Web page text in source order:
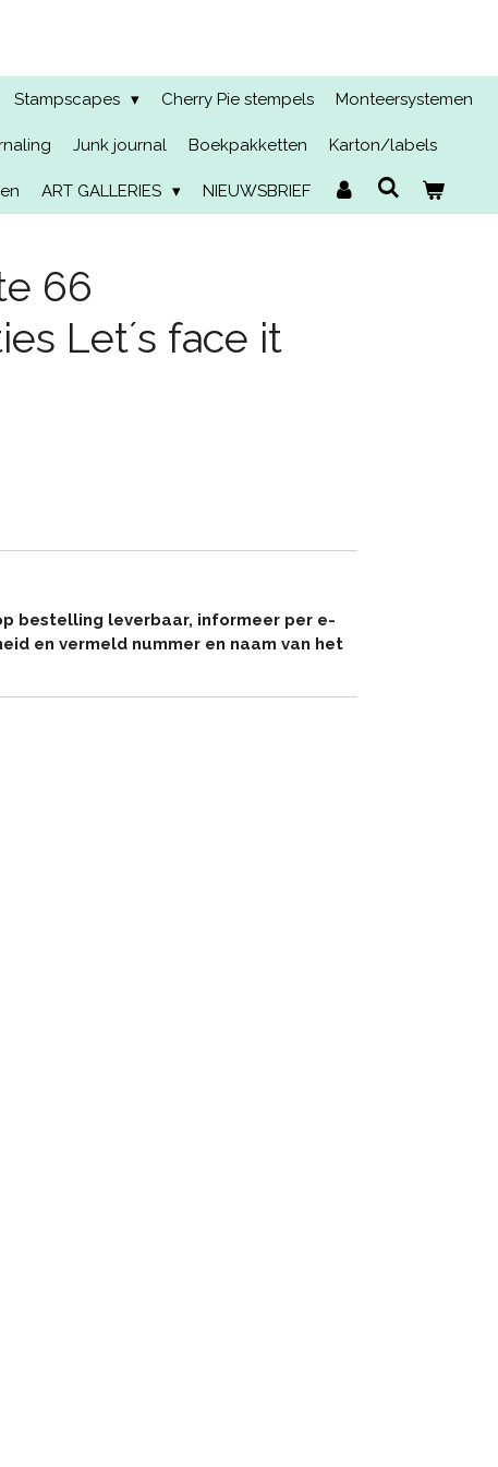
Stampscapes Cherry Pie stempels Monteersystemen
Junk journal Boekpakketten Karton/labels
ART GALLERIES NIEUWSBRIEF
66
Let´s face it
bestelling leverbaar, informeer per e-
en vermeld nummer en naam van het